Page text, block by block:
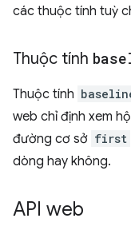
các thuộc tính tuỳ
Thuộc tính
Thuộc tính
web chỉ định xem
đường cơ sở first
dòng hay không.
API web